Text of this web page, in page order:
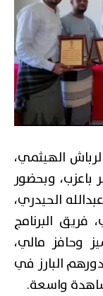
الهيثمي،
باعزب، وبحضور
الحيدري،
البرنامج
وحافز مالي،
البارز في
واسعة.